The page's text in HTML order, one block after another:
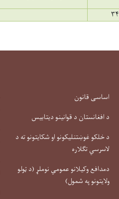
۳۴
اساسی قانون
د افغانستان د قوانینو دیتابیس
د خلکو غوښتنلیکونو او شکایتونو ته د
لاسرسي تګلاره
دمدافع وکیلانو عمومي نوملړ (د ټولو
ولایتونو په شمول)